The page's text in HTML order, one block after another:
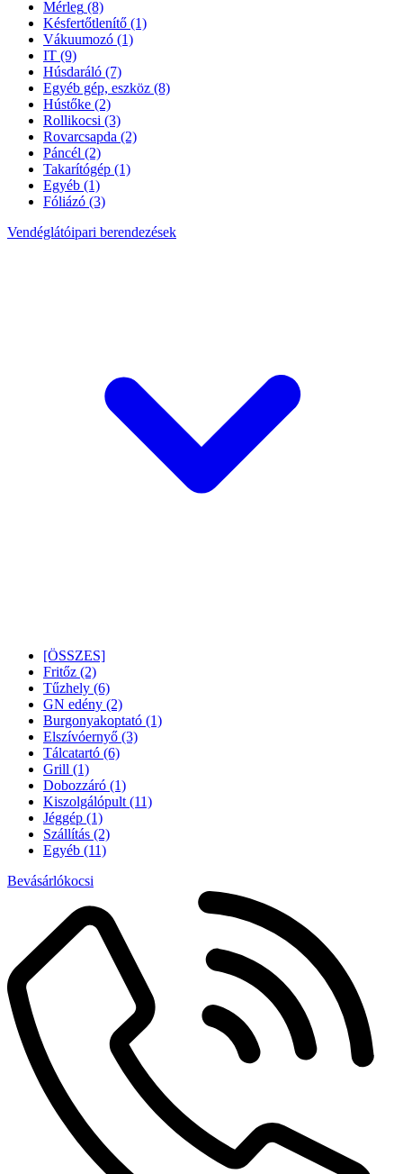
Mérleg (8)
Késfertőtlenítő (1)
Vákuumozó (1)
IT (9)
Húsdaráló (7)
Egyéb gép, eszköz (8)
Hústőke (2)
Rollikocsi (3)
Rovarcsapda (2)
Páncél (2)
Takarítógép (1)
Egyéb (1)
Fóliázó (3)
Vendéglátóipari berendezések
[ÖSSZES]
Fritőz (2)
Tűzhely (6)
GN edény (2)
Burgonyakoptató (1)
Elszívóernyő (3)
Tálcatartó (6)
Grill (1)
Dobozzáró (1)
Kiszolgálópult (11)
Jéggép (1)
Szállítás (2)
Egyéb (11)
Bevásárlókocsi